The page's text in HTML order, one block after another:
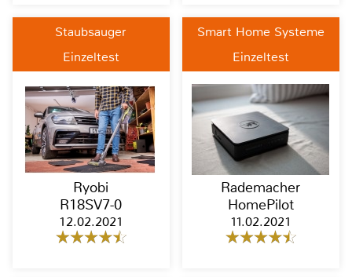
Staubsauger
Einzeltest
Ryobi
R18SV7-0
12.02.2021
Smart Home Systeme
Einzeltest
Rademacher
HomePilot
11.02.2021